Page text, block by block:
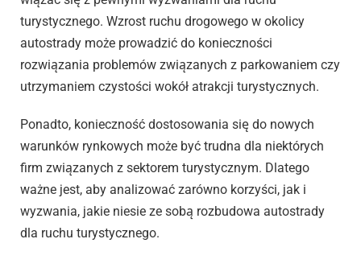
turystycznego. Wzrost ruchu drogowego w okolicy
autostrady może prowadzić do konieczności
rozwiązania problemów związanych z parkowaniem czy
utrzymaniem czystości wokół atrakcji turystycznych.
Ponadto, konieczność dostosowania się do nowych
warunków rynkowych może być trudna dla niektórych
firm związanych z sektorem turystycznym. Dlatego
ważne jest, aby analizować zarówno korzyści, jak i
wyzwania, jakie niesie ze sobą rozbudowa autostrady
dla ruchu turystycznego.